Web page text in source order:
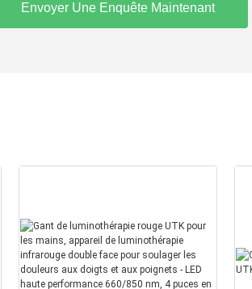
Envoyer Une Enquête Maintenant